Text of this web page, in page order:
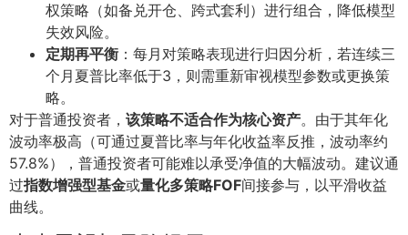
权策略（如备兑开仓、跨式套利）进行组合，降低模型
失效风险。
定期再平衡 ：每月对策略表现进行归因分析，若连续三
个月夏普比率低于3，则需重新审视模型参数或更换策
略。
对于普通投资者， 该策略不适合作为核心资产。由于其年化
波动率极高（可通过夏普比率与年化收益率反推，波动率约
57.8%），普通投资者可能难以承受净值的大幅波动。建议通
过指数增强型基金或量化多策略FOF间接参与，以平滑收益
曲线。